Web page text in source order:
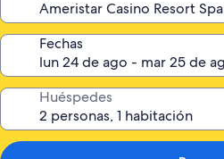
Fechas
Huéspedes